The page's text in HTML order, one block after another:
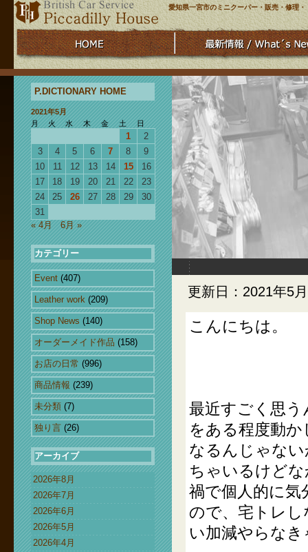
愛知県一宮市のミニクーパー・販売・修理
P.DICTIONARY HOME
2021年5月
月
火 水 木 金 土 日
1
2
3
4 5 6 7 8
9
10
11 12 13 14 15
16
17
18 19 20 21 22
23
24
25 26 27 28 29
30
31
« 4月
6月 »
カテゴリー
Event (407)
Leather work (209)
Shop News (140)
オーダーメイド作品 (158)
お店の日常 (996)
商品情報 (239)
未分類 (7)
独り言 (26)
アーカイブ
2026年8月
2026年7月
2026年6月
2026年5月
2026年4月
更新日：2021年5
こんにちは。
最近すごく思
をある程度動
なるんじゃな
ちゃいるけど
禍で個人的に
ので、宅トレ
い加減やらなき